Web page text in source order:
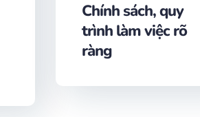
Chính sách, quy
trình làm việc rõ
ràng